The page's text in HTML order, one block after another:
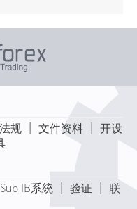
法规 | 文件资料 | 开设
Sub IB系統 | 验证 | 联